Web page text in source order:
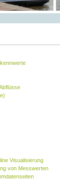
Visualisierung
von Messwerten